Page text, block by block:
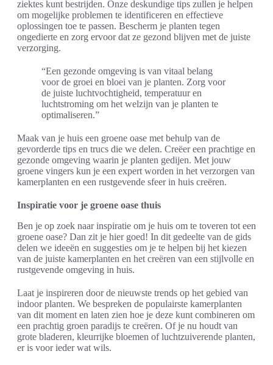
ziektes kunt bestrijden. Onze deskundige tips zullen je helpen
om mogelijke problemen te identificeren en effectieve
oplossingen toe te passen. Bescherm je planten tegen
ongedierte en zorg ervoor dat ze gezond blijven met de juiste
verzorging.
“Een gezonde omgeving is van vitaal belang
voor de groei en bloei van je planten. Zorg voor
de juiste luchtvochtigheid, temperatuur en
luchtstroming om het welzijn van je planten te
optimaliseren.”
Maak van je huis een groene oase met behulp van de
gevorderde tips en trucs die we delen. Creëer een prachtige en
gezonde omgeving waarin je planten gedijen. Met jouw
groene vingers kun je een expert worden in het verzorgen van
kamerplanten en een rustgevende sfeer in huis creëren.
Inspiratie voor je groene oase thuis
Ben je op zoek naar inspiratie om je huis om te toveren tot een
groene oase? Dan zit je hier goed! In dit gedeelte van de gids
delen we ideeën en suggesties om je te helpen bij het kiezen
van de juiste kamerplanten en het creëren van een stijlvolle en
rustgevende omgeving in huis.
Laat je inspireren door de nieuwste trends op het gebied van
indoor planten. We bespreken de populairste kamerplanten
van dit moment en laten zien hoe je deze kunt combineren om
een prachtig groen paradijs te creëren. Of je nu houdt van
grote bladeren, kleurrijke bloemen of luchtzuiverende planten,
er is voor ieder wat wils.